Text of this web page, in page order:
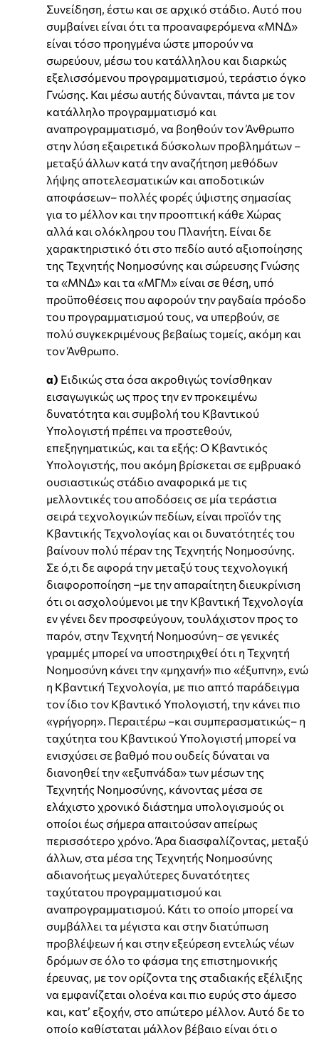
Συνείδηση, έστω και σε αρχικό στάδιο. Αυτό που
συμβαίνει είναι ότι τα προαναφερόμενα «ΜΝΔ»
είναι τόσο προηγμένα ώστε μπορούν να
σωρεύουν, μέσω του κατάλληλου και διαρκώς
εξελισσόμενου προγραμματισμού, τεράστιο όγκο
Γνώσης. Και μέσω αυτής δύνανται, πάντα με τον
κατάλληλο προγραμματισμό και
αναπρογραμματισμό, να βοηθούν τον Άνθρωπο
στην λύση εξαιρετικά δύσκολων προβλημάτων –
μεταξύ άλλων κατά την αναζήτηση μεθόδων
λήψης αποτελεσματικών και αποδοτικών
αποφάσεων– πολλές φορές ύψιστης σημασίας
για το μέλλον και την προοπτική κάθε Χώρας
αλλά και ολόκληρου του Πλανήτη. Είναι δε
χαρακτηριστικό ότι στο πεδίο αυτό αξιοποίησης
της Τεχνητής Νοημοσύνης και σώρευσης Γνώσης
τα «ΜΝΔ» και τα «ΜΓΜ» είναι σε θέση, υπό
προϋποθέσεις που αφορούν την ραγδαία πρόοδο
του προγραμματισμού τους, να υπερβούν, σε
πολύ συγκεκριμένους βεβαίως τομείς, ακόμη και
τον Άνθρωπο.
α) Ειδικώς στα όσα ακροθιγώς τονίσθηκαν
εισαγωγικώς ως προς την εν προκειμένω
δυνατότητα και συμβολή του Κβαντικού
Υπολογιστή πρέπει να προστεθούν,
επεξηγηματικώς, και τα εξής: Ο Κβαντικός
Υπολογιστής, που ακόμη βρίσκεται σε εμβρυακό
ουσιαστικώς στάδιο αναφορικά με τις
μελλοντικές του αποδόσεις σε μία τεράστια
σειρά τεχνολογικών πεδίων, είναι προϊόν της
Κβαντικής Τεχνολογίας και οι δυνατότητές του
βαίνουν πολύ πέραν της Τεχνητής Νοημοσύνης.
Σε ό,τι δε αφορά την μεταξύ τους τεχνολογική
διαφοροποίηση –με την απαραίτητη διευκρίνιση
ότι οι ασχολούμενοι με την Κβαντική Τεχνολογία
εν γένει δεν προσφεύγουν, τουλάχιστον προς το
παρόν, στην Τεχνητή Νοημοσύνη– σε γενικές
γραμμές μπορεί να υποστηριχθεί ότι η Τεχνητή
Νοημοσύνη κάνει την «μηχανή» πιο «έξυπνη», ενώ
η Κβαντική Τεχνολογία, με πιο απτό παράδειγμα
τον ίδιο τον Κβαντικό Υπολογιστή, την κάνει πιο
«γρήγορη». Περαιτέρω –και συμπερασματικώς– η
ταχύτητα του Κβαντικού Υπολογιστή μπορεί να
ενισχύσει σε βαθμό που ουδείς δύναται να
διανοηθεί την «εξυπνάδα» των μέσων της
Τεχνητής Νοημοσύνης, κάνοντας μέσα σε
ελάχιστο χρονικό διάστημα υπολογισμούς οι
οποίοι έως σήμερα απαιτούσαν απείρως
περισσότερο χρόνο. Άρα διασφαλίζοντας, μεταξύ
άλλων, στα μέσα της Τεχνητής Νοημοσύνης
αδιανοήτως μεγαλύτερες δυνατότητες
ταχύτατου προγραμματισμού και
αναπρογραμματισμού. Κάτι το οποίο μπορεί να
συμβάλλει τα μέγιστα και στην διατύπωση
προβλέψεων ή και στην εξεύρεση εντελώς νέων
δρόμων σε όλο το φάσμα της επιστημονικής
έρευνας, με τον ορίζοντα της σταδιακής εξέλιξης
να εμφανίζεται ολοένα και πιο ευρύς στο άμεσο
και, κατ’ εξοχήν, στο απώτερο μέλλον. Αυτό δε το
οποίο καθίσταται μάλλον βέβαιο είναι ότι ο